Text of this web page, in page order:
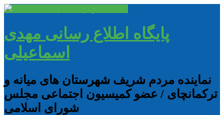
پایگاه اطلاع رسانی مهدی
اسماعیلی
نماینده مردم شریف شهرستان های میانه و
ترکمانچای / عضو کمیسیون اجتماعی مجلس
شورای اسلامی